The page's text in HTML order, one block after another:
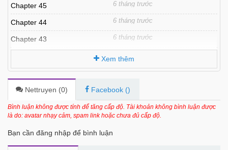
Chapter 45 6 tháng trước
Chapter 44 6 tháng trước
Chapter 43 6 tháng trước
Chapter 41 6 tháng trước
Chapter 40 6 tháng trước
Chapter 39 6 tháng trước
6 tháng trước
Xem thêm
Nettruyen (0) Facebook ()
Bình luận không được tính để tăng cấp độ. Tài khoản không bình luận được
là do: avatar nhạy cảm, spam link hoặc chưa đủ cấp độ.
Bạn cần đăng nhập để bình luận